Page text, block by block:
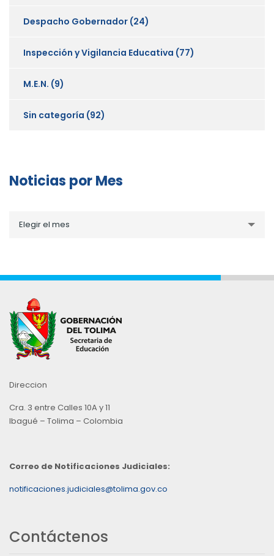
Despacho Gobernador (24)
Inspección y Vigilancia Educativa (77)
M.E.N. (9)
Sin categoría (92)
Noticias por Mes
porElegir el mes
Direccion
Cra. 3 entre Calles 10A y 11
Ibagué – Tolima – Colombia
Correo de Notificaciones Judiciales:
notificaciones.judiciales@tolima.gov.co
Contáctenos